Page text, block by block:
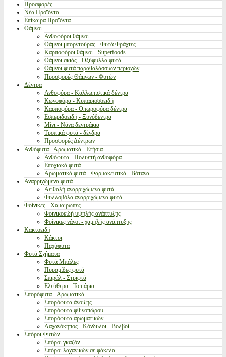
Προσφορές
Νέα Προϊόντα
Επίκαιρα Προϊόντα
Θάμνοι
Ανθοφόροι θάμνοι
Θάμνοι μπορντούρας - Φυτά Φράχτες
Καρποφόροι θάμνοι - Superfoods
Θάμνοι σκιάς - Οξύφυλλα φυτά
Θάμνοι φυτά παραθαλάσσιων περιοχών
Προσφορές Θάμνων - Φυτών
Δέντρα
Ανθοφόρα - Καλλωπιστικά δέντρα
Κωνοφόρα - Κυπαρισσοειδή
Καρποφόρα - Οπωροφόρα δέντρα
Εσπεριδοειδή - Ξυνόδεντρα
Μίνι - Νάνα δεντράκια
Τροπικά φυτά - δένδρα
Προσφορές Δέντρων
Ανθόφυτα - Αρωματικά - Ετήσια
Ανθόφυτα - Πολυετή ανθοφόρα
Εποχιακά φυτά
Αρωματικά φυτά - Φαρμακευτικά - Βότανα
Αναρριχώμενα φυτά
Αειθαλή αναρριχώμενα φυτά
Φυλλοβόλα αναρριχώμενα φυτά
Φοίνικες - Χαμαίρωπες
Φοινικοειδή υψηλής ανάπτυξης
Φοίνικες νάνοι - χαμηλής ανάπτυξης
Κακτοειδή
Κάκτοι
Παχύφυτα
Φυτά Σχήματα
Φυτά Μπάλες
Πυραμίδες φυτά
Σπιράλ - Στριφτά
Ελεύθερα - Τοπιάρια
Σπορόφυτα - Αρωματικά
Σπορόφυτα άνοιξης
Σπορόφυτα φθινοπώρου
Σπορόφυτα αρωματικών
Λαχανόκηπος - Κόνδυλοι - Βολβοί
Σπόροι Φυτών
Σπόροι γκαζόν
Σπόροι λαχανικών σε φάκελα